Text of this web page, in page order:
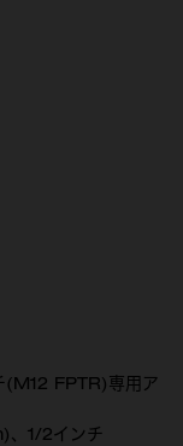
(M12 FPTR)専用ア
1/2インチ